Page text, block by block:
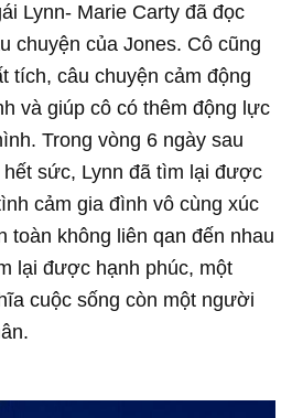
Lynn- Marie Carty đã đọc
chuyện của Jones. Cô cũng
tích, câu chuyện cảm động
và giúp cô có thêm động lực
Trong vòng 6 ngày sau
sức, Lynn đã tìm lại được
cảm gia đình vô cùng xúc
toàn không liên qan đến nhau
lại được hạnh phúc, một
cuộc sống còn một người